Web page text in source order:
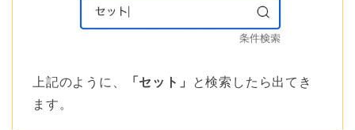
上記のように、 「セット」
と検索したら出てき
ます。